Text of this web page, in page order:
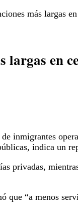
más largas
largas en
inmigrantes
indica un
privadas,
que “a menos